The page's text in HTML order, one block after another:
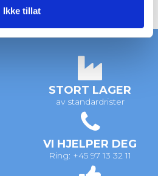
Ikke tillat
STORT LAGER
av standardrister
VI HJELPER DEG
Ring: +45 97 13 32 11